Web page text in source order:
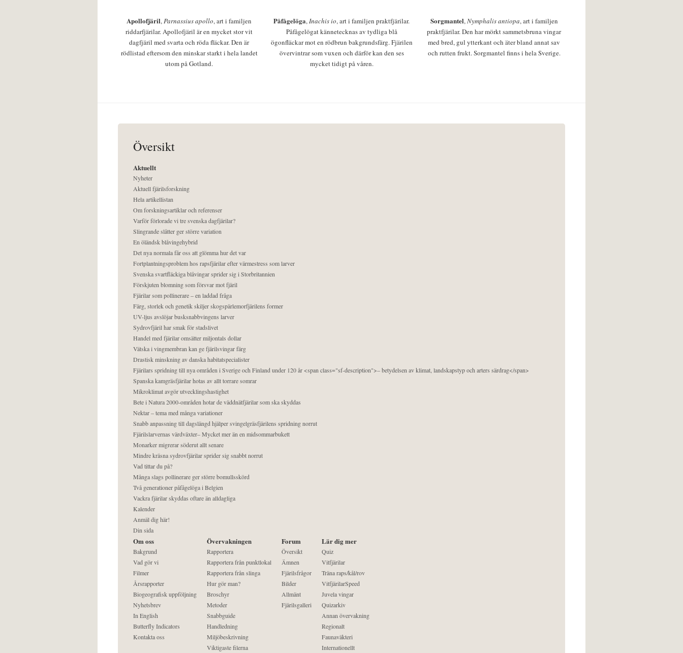
Apollofjäril,Parnassius apollo, art i familjen
riddarfjärilar. Apollofjäril är en mycket stor vit
dagfjäril med svarta och röda fläckar. Den är
rödlistad eftersom den minskar starkt i hela landet
utom på Gotland.
Påfågelöga,Inachis io, art i familjen praktfjärilar.
Påfågelögat kännetecknas av tydliga blå
ögonfläckar mot en rödbrun bakgrundsfärg. Fjärilen
övervintrar som vuxen och därför kan den ses
mycket tidigt på våren.
Sorgmantel,Nymphalis antiopa, art i familjen
praktfjärilar. Den har mörkt sammetsbruna vingar
med bred, gul ytterkant och äter bland annat sav
och rutten frukt. Sorgmantel finns i hela Sverige.
Översikt
Aktuellt
Nyheter
Aktuell fjärilsforskning
Hela artikellistan
Om forskningsartiklar och referenser
Varför förlorade vi tre svenska dagfjärilar?
Slingrande slåtter ger större variation
En öländsk blåvingehybrid
Det nya normala får oss att glömma hur det var
Fortplantningsproblem hos rapsfjärilar efter värmestress som larver
Svenska svartfläckiga blåvingar sprider sig i Storbritannien
Förskjuten blomning som försvar mot fjäril
Fjärilar som pollinerare – en laddad fråga
Färg, storlek och genetik skiljer skogspärlemorfjärilens former
UV-ljus avslöjar busksnabbvingens larver
Sydrovfjäril har smak för stadslivet
Handel med fjärilar omsätter miljontals dollar
Vätska i vingmembran kan ge fjärilsvingar färg
Drastisk minskning av danska habitatspecialister
Fjärilars spridning till nya områden i Sverige och Finland under 120 år <span class="sf-description">– betydelsen av klimat, landskapstyp och arters särdrag</span>
Spanska kamgräsfjärilar hotas av allt torrare somrar
Mikroklimat avgör utvecklingshastighet
Bete i Natura 2000-områden hotar de väddnätfjärilar som ska skyddas
Nektar – tema med många variationer
Snabb anpassning till dagslängd hjälper svingelgräsfjärilens spridning norrut
Fjärilslarvernas värdväxter– Mycket mer än en midsommarbukett
Monarker migrerar söderut allt senare
Mindre kräsna sydrovfjärilar sprider sig snabbt norrut
Vad tittar du på?
Många slags pollinerare ger större bomullsskörd
Två generationer påfågelöga i Belgien
Vackra fjärilar skyddas oftare än alldagliga
Kalender
Anmäl dig här!
Din sida
Om oss
Bakgrund
Vad gör vi
Filmer
Årsrapporter
Biogeografisk uppföljning
Nyhetsbrev
In English
Butterfly Indicators
Kontakta oss
Övervakningen
Rapportera
Rapportera från punktlokal
Rapportera från slinga
Hur gör man?
Broschyr
Metoder
Snabbguide
Handledning
Miljöbeskrivning
Viktigaste filerna
Forum
Översikt
Ämnen
Fjärilsfrågor
Bilder
Allmänt
Fjärilsgalleri
Lär dig mer
Quiz
Vitfjärilar
Träna raps/kål/rov
VitfjärilarSpeed
Juvela vingar
Quizarkiv
Annan övervakning
Regionalt
Faunaväkteri
Internationellt